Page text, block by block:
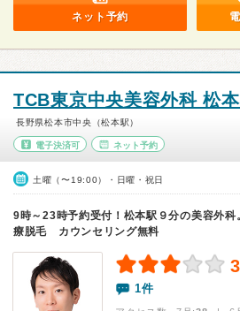
ネット予約
TCB東京中央美容外科 松
長野県松本市中央（松本駅）
電子決済可 ネット予約
土曜（〜19:00）・日曜・祝日
9時～23時予約受付！松本駅９分の美容外
療脱毛 カウンセリング無料
1件